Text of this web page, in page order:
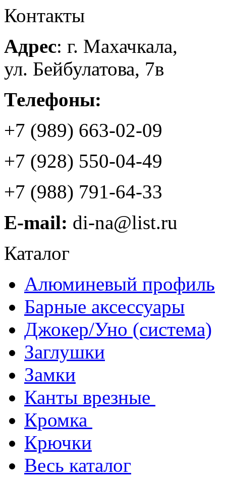
Контакты
Адрес: г. Махачкала,
ул. Бейбулатова, 7в
Телефоны:
+7 (989) 663-02-09
+7 (928) 550-04-49
+7 (988) 791-64-33
E-mail: di-na@list.ru
Каталог
Алюминевый профиль
Барные аксессуары
Джокер/Уно (система)
Заглушки
Замки
Канты врезные
Кромка
Крючки
Весь каталог